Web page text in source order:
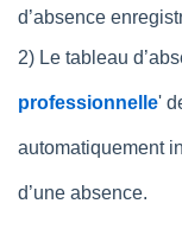
d’absence
2) Le tableau
professionnelle'
automatiquement
d’une absence.